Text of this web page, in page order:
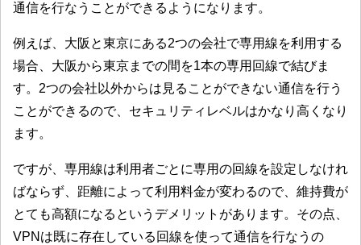
通信を行なうことができるようになります。
例えば、大阪と東京にある2つの会社で専用線を利用する
場合、大阪から東京までの間を1本の専用回線で結びま
す。 2つの会社以外からは見ることができない通信を行う
ことができるので、セキュリティレベルはかなり高くなり
ます。
ですが、専用線は利用者ごとに専用の回線を設定しなけれ
ばならず、距離によって利用料金が変わるので、維持費が
とても高額になるというデメリットがあります。その点、
VPNは既に存在している回線を使って通信を行なうの